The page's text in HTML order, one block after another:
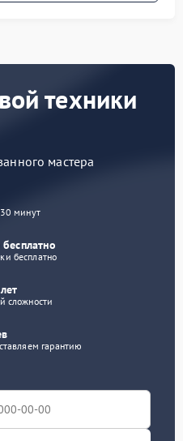
техники
мастера
минут
бесплатно
сложности
гарантию